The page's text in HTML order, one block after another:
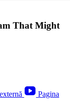
That Might
Pagina